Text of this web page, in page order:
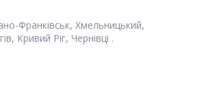
Франківськ, Хмельницький,
Кривий Ріг, Чернівці .